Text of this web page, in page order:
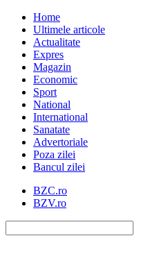
Home
Ultimele articole
Actualitate
Expres
Magazin
Economic
Sport
National
International
Sanatate
Advertoriale
Poza zilei
Bancul zilei
BZC.ro
BZV.ro